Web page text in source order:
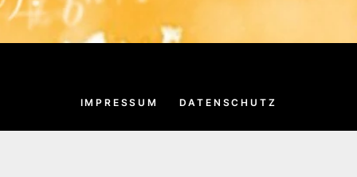
IMPRESSUM DATENSCHUTZ